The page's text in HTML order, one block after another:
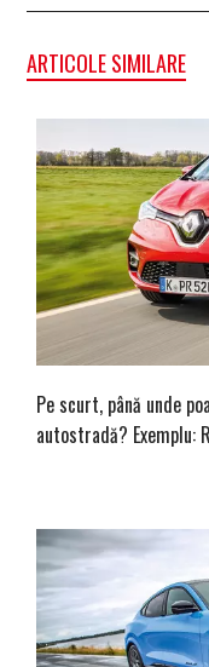
ARTICOLE SIMILARE
Pe scurt, până unde
autostradă? Exemplu: